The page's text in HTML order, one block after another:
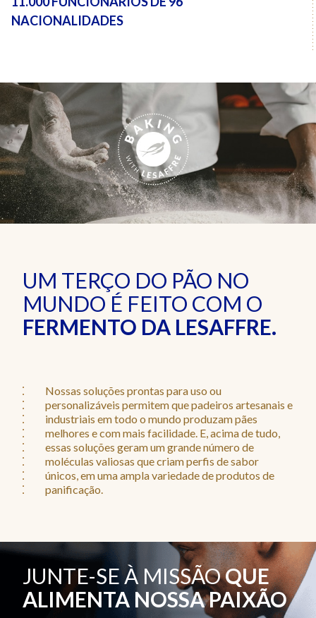
NACIONALIDADES
UM TERÇO DO PÃO NO
MUNDO É FEITO COM O
FERMENTO DA LESAFFRE.
Nossas soluções prontas para uso ou
personalizáveis permitem que padeiros artesanais e
industriais em todo o mundo produzam pães
melhores e com mais facilidade. E, acima de tudo,
essas soluções geram um grande número de
moléculas valiosas que criam perfis de sabor
únicos, em uma ampla variedade de produtos de
panificação.
JUNTE-SE À MISSÃOQUE
ALIMENTA NOSSA PAIXÃO